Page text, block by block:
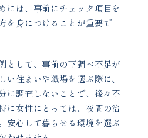
には、事前にチェック項目を
を身につけることが重要で
として、事前の下調べ不足が
住まいや職場を選ぶ際に、
に調査しないことで、後々不
に女性にとっては、夜間の治
安心して暮らせる環境を選ぶ